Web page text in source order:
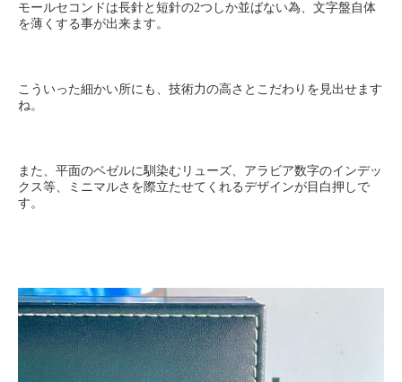
モールセコンドは長針と短針の2つしか並ばない為、文字盤自体
を薄くする事が出来ます。
こういった細かい所にも、技術力の高さとこだわりを見出せます
ね。
また、平面のベゼルに馴染むリューズ、アラビア数字のインデッ
クス等、ミニマルさを際立たせてくれるデザインが目白押しで
す。